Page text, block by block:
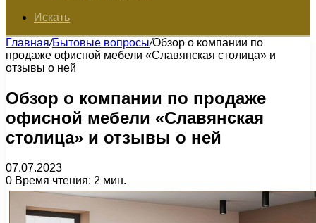
Искать
Главная/Бытовые вопросы/Обзор о компании по
продаже офисной мебели «Славянская столица» и
отзывы о ней
Обзор о компании по продаже
офисной мебели «Славянская
столица» и отзывы о ней
07.07.2023
0 Время чтения: 2 мин.